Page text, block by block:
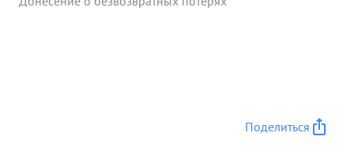
Поделиться